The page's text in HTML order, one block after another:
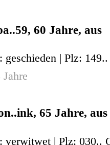
60 Jahre, aus
| Plz: 149..
65 Jahre,
verwitwet | Plz: 030..